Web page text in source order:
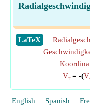
​LaTeX
Vr= -(V
English Spanish